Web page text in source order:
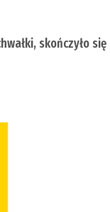
skończyło się